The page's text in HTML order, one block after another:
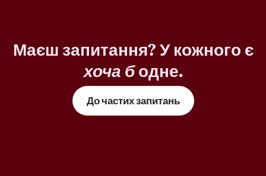
Маєш запитання? У кожного є
хоча бодне.
До частих запитань